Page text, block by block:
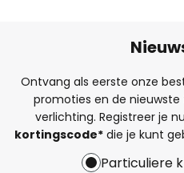
Ontvang als eerste onze
promoties en de
verlichting. Registreer je
kortingscode*die je kunt
Particuliere